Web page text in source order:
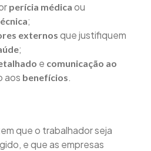
perícia médica ou
;
externos que justifiquem
;
e comunicação ao
aos benefícios.
que o trabalhador seja
e que as empresas